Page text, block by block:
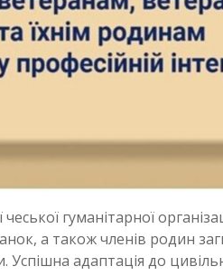
гуманітарної
а також членів родин
Успішна адаптація до